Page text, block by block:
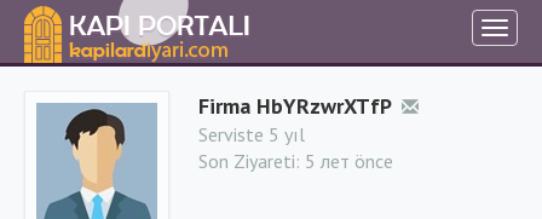
Firma HbYRzwrXTfP
Serviste 5 yıl
Son Ziyareti: 5 лет önce